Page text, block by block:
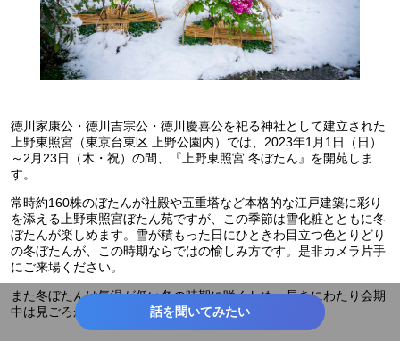
徳川家康公・徳川吉宗公・徳川慶喜公を祀る神社として建立された
上野東照宮（東京台東区 上野公園内）では、2023年1月1日（日）
～2月23日（木・祝）の間、『上野東照宮 冬ぼたん』を開苑しま
す。
常時約160株のぼたんが社殿や五重塔など本格的な江戸建築に彩り
を添える上野東照宮ぼたん苑ですが、この季節は雪化粧とともに冬
ぼたんが楽しめます。雪が積もった日にひときわ目立つ色とりどり
の冬ぼたんが、この時期ならではの愉しみ方です。是非カメラ片手
にご来場ください。
また冬ぼたんは気温が低い冬の時期に咲くため、長きにわたり会期
中は見ごろが続きます。
話を聞いてみたい